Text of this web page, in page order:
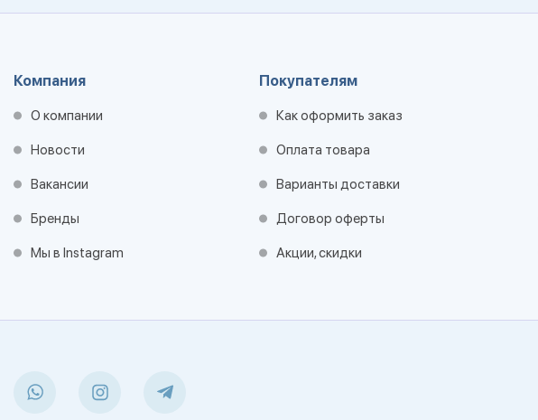
Компания
О компании
Новости
Вакансии
Бренды
Мы в Instagram
Покупателям
Как оформить заказ
Оплата товара
Варианты доставки
Договор оферты
Акции, скидки